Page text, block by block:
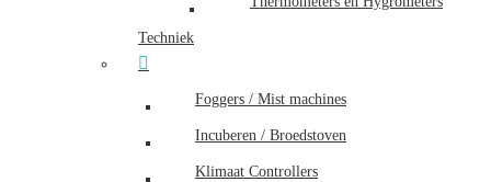
Techniek
Foggers / Mist machines
Incuberen / Broedstoven
Klimaat Controllers